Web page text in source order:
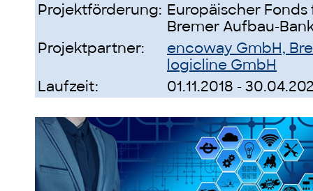
Projektförderung: Europäischer
Bremer Aufbau-
Projektpartner:
encoway GmbH,
logicline GmbH
Laufzeit:
01.11.2018 -